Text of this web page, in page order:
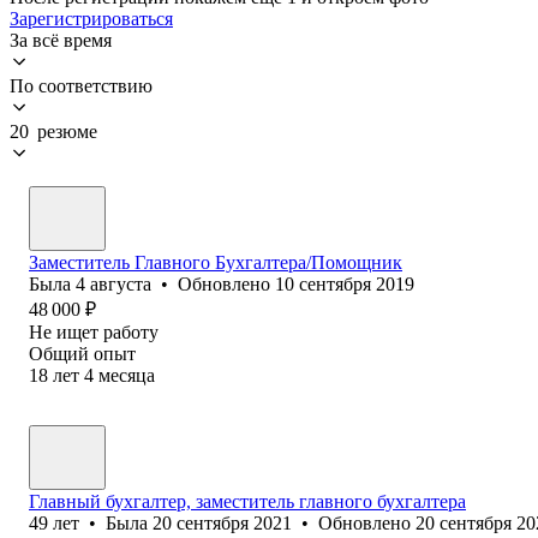
Зарегистрироваться
За всё время
По соответствию
20 резюме
Заместитель Главного Бухгалтера/Помощник
Была 4 августа • Обновлено 10 сентября 2019
48 000 ₽
Не ищет работу
Общий опыт
18 лет 4 месяца
Главный бухгалтер, заместитель главного бухгалтера
49 лет • Была 20 сентября 2021 • Обновлено 20 сентября